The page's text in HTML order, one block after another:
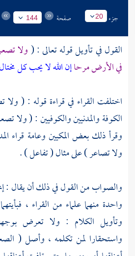
جزء 20 صفحة 144
القول في تأويل قوله تعالى : (ولا
في الأرض مرحاإن الله لا يحب كل
اختلفت القراء في قراءة قوله : (
الكوفةوالمدنيينوالكوفيين: ( ولا
وقرأ ذلك بعض المكيين وعامة قراء
ولا تصاعر ) على مثال ( تفاعل ) .
والصواب من القول في ذلك أن يقال :
واحدة منهما علماء من القراء ،
وتأويل الكلام : ولا تعرض
واستحقارا لمن تكلمه ، وأصل (